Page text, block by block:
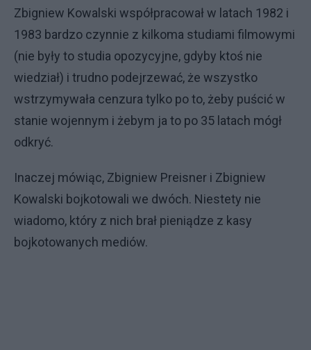
Zbigniew Kowalski współpracował w latach 1982 i
1983 bardzo czynnie z kilkoma studiami filmowymi
(nie były to studia opozycyjne, gdyby ktoś nie
wiedział) i trudno podejrzewać, że wszystko
wstrzymywała cenzura tylko po to, żeby puścić w
stanie wojennym i żebym ja to po 35 latach mógł
odkryć.
Inaczej mówiąc, Zbigniew Preisner i Zbigniew
Kowalski bojkotowali we dwóch. Niestety nie
wiadomo, który z nich brał pieniądze z kasy
bojkotowanych mediów.